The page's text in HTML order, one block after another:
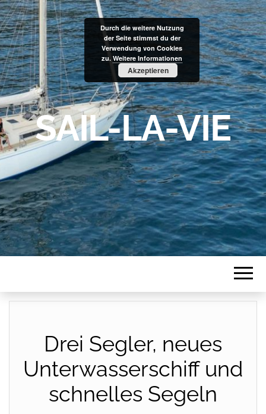
SAIL-LA-VIE
Drei Segler, neues
Unterwasserschiff und
schnelles Segeln
Durch die weitere Nutzung
der Seite stimmst du der
Verwendung von Cookies
zu. Weitere Informationen
Akzeptieren